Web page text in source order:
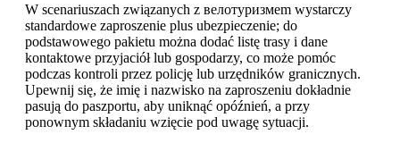
W scenariuszach związanych z велотуризмem wystarczy
standardowe zaproszenie plus ubezpieczenie; do
podstawowego pakietu można dodać listę trasy i dane
kontaktowe przyjaciół lub gospodarzy, co może pomóc
podczas kontroli przez policję lub urzędników granicznych.
Upewnij się, że imię i nazwisko na zaproszeniu dokładnie
pasują do paszportu, aby uniknąć opóźnień, a przy
ponownym składaniu wzięcie pod uwagę sytuacji.